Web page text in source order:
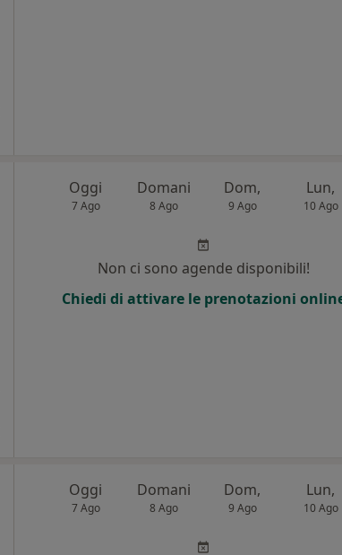
Oggi
7 Ago
Domani
8 Ago
Dom,
9 Ago
Lun,
10 Ago
Non ci sono agende disponibili!
Chiedi di attivare le prenotazioni
Oggi
7 Ago
Domani
8 Ago
Dom,
9 Ago
Lun,
10 Ago